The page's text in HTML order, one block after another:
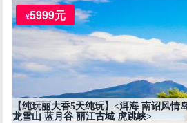
【纯玩丽大香5天纯玩】<洱海 南诏风情
龙雪山 蓝月谷 丽江古城 虎跳峡>
¥5999元